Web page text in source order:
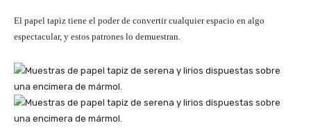
El papel tapiz tiene el poder de convertir cualquier espacio en algo
espectacular, y estos patrones lo demuestran.